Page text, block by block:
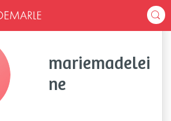
mariemadelei
ne